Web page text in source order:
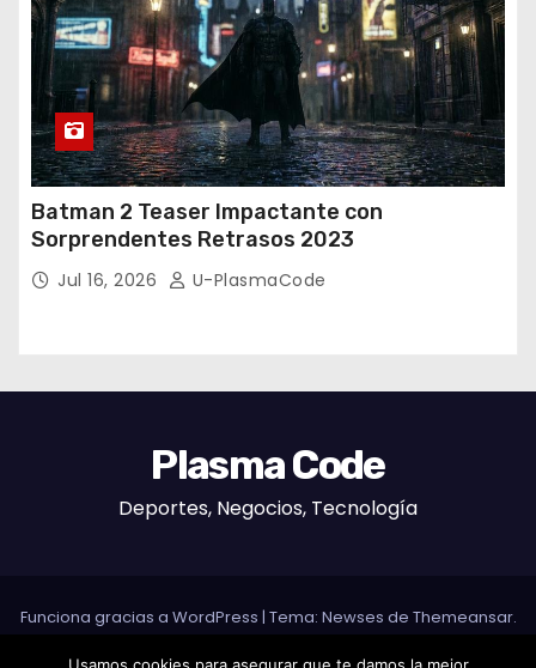
Batman 2 Teaser Impactante con
Sorprendentes Retrasos 2023
Jul 16, 2026 U-PlasmaCode
Plasma Code
Deportes, Negocios, Tecnología
Funciona gracias a WordPress | Tema: Newses de Themeansar.